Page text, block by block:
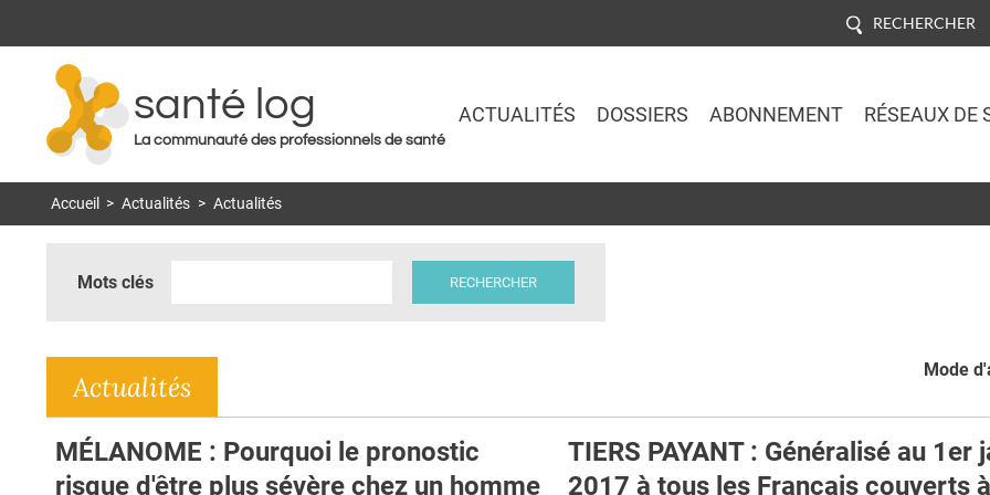
RECHERCHER
santé log
La communauté des professionnels de santé
ACTUALITÉS DOSSIERS ABONNEMENT RÉSEAUX DE
Accueil > Actualités > Actualités
Mots clés
Mode
Actualités
MÉLANOME : Pourquoi le pronostic
risque d'être plus sévère chez un homme
TIERS PAYANT : Généralisé au 1er
2017 à tous les Français couverts à